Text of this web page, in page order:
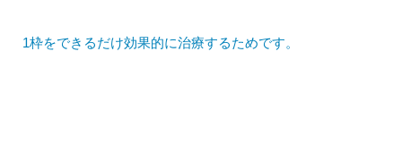
1枠をできるだけ効果的に治療するためです。